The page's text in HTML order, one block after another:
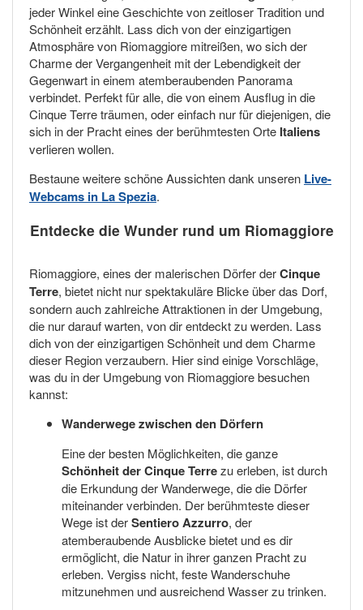
jeder Winkel eine Geschichte von zeitloser Tradition und
Schönheit erzählt. Lass dich von der einzigartigen
Atmosphäre von Riomaggiore mitreißen, wo sich der
Charme der Vergangenheit mit der Lebendigkeit der
Gegenwart in einem atemberaubenden Panorama
verbindet. Perfekt für alle, die von einem Ausflug in die
Cinque Terre träumen, oder einfach nur für diejenigen, die
sich in der Pracht eines der berühmtesten Orte Italiens
verlieren wollen.
Bestaune weitere schöne Aussichten dank unseren Live-
Webcams in La Spezia.
Entdecke die Wunder rund um Riomaggiore
Riomaggiore, eines der malerischen Dörfer derCinque
Terre, bietet nicht nur spektakuläre Blicke über das Dorf,
sondern auch zahlreiche Attraktionen in der Umgebung,
die nur darauf warten, von dir entdeckt zu werden. Lass
dich von der einzigartigen Schönheit und dem Charme
dieser Region verzaubern. Hier sind einige Vorschläge,
was du in der Umgebung von Riomaggiore besuchen
kannst:
Wanderwege zwischen den Dörfern
Eine der besten Möglichkeiten, die ganze
Schönheit der Cinque Terrezu erleben, ist durch
die Erkundung der Wanderwege, die die Dörfer
miteinander verbinden. Der berühmteste dieser
Wege ist derSentiero Azzurro, der
atemberaubende Ausblicke bietet und es dir
ermöglicht, die Natur in ihrer ganzen Pracht zu
erleben. Vergiss nicht, feste Wanderschuhe
mitzunehmen und ausreichend Wasser zu trinken.